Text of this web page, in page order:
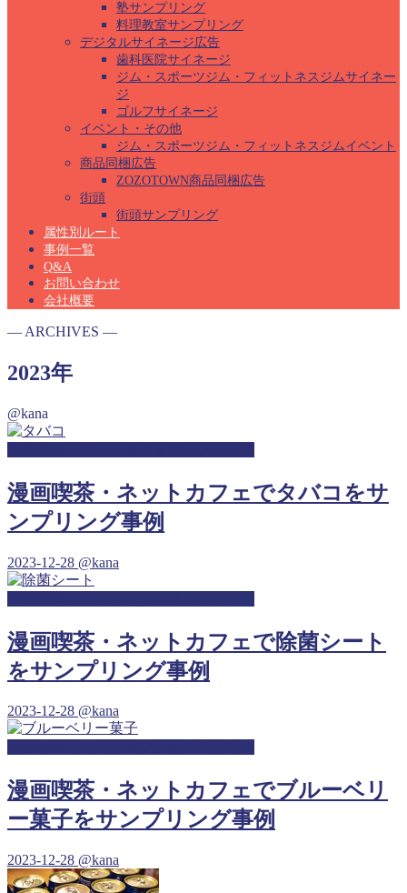
塾サンプリング
料理教室サンプリング
デジタルサイネージ広告
歯科医院サイネージ
ジム・スポーツジム・フィットネスジムサイネー
ジ
ゴルフサイネージ
イベント・その他
ジム・スポーツジム・フィットネスジムイベント
商品同梱広告
ZOZOTOWN商品同梱広告
街頭
街頭サンプリング
属性別ルート
事例一覧
Q&A
お問い合わせ
会社概要
― ARCHIVES ―
2023年
@kana
漫画喫茶・ネットカフェでタバコをサ
ンプリング事例
2023-12-28 @kana
漫画喫茶・ネットカフェで除菌シート
をサンプリング事例
2023-12-28 @kana
漫画喫茶・ネットカフェでブルーベリ
ー菓子をサンプリング事例
2023-12-28 @kana